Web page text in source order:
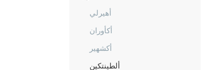
أهيرلي
أكأوران
أكشهير
ألطينتكين